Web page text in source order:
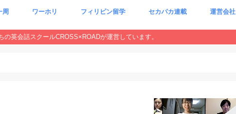
周 ワーホリ フィリピン留学
CxR 特集
セカパカ連載
本当の自分に出会う旅
魂が震える世界史の授業
運営会社
の英会話スクールCROSS×ROADが運営しています。